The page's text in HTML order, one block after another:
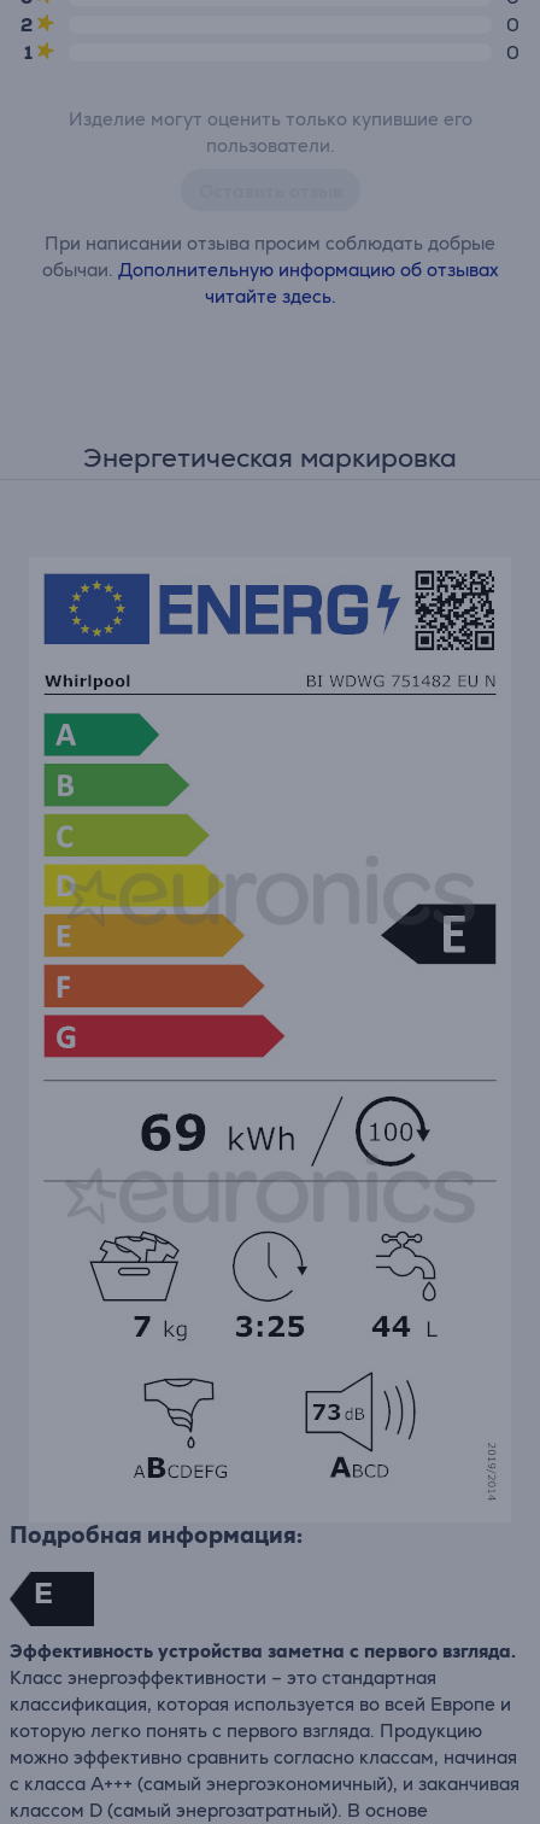
2
0
1
0
Изделие могут оценить только купившие его
пользователи.
При написании отзыва просим соблюдать добрые
обычаи. Дополнительную информацию об отзывах
читайте здесь.
Энергетическая маркировка
Подробная информация:
E
Эффективность устройства заметна с первого взгляда.
Класс энергоэффективности – это стандартная
классификация, которая используется во всей Европе и
которую легко понять с первого взгляда. Продукцию
можно эффективно сравнить согласно классам, начиная
с класса A+++ (самый энергоэкономичный), и заканчивая
классом D (самый энергозатратный). В основе